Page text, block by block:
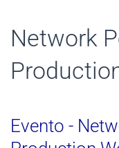
Network
Evento -